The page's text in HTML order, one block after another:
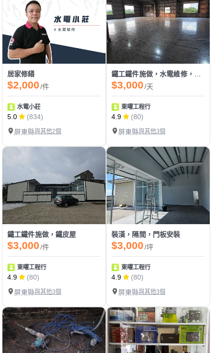
居家修繕
$2,000/件
水電小莊
5.0
(834)
屏東縣與其他2個
$3,000/天
東曜工程行
4.9
(80)
屏東縣與其他3個
鐵工鐵件施做，鐵皮屋
$3,000/件
東曜工程行
4.9
(80)
屏東縣與其他3個
裝潢，隔間，門板安裝
$3,000/坪
東曜工程行
4.9
(80)
屏東縣與其他3個